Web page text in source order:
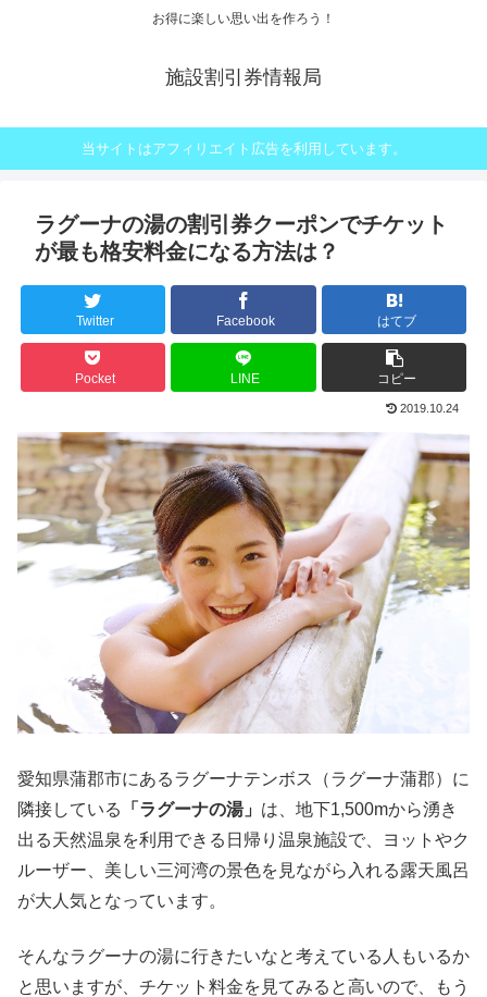
お得に楽しい思い出を作ろう！
施設割引券情報局
当サイトはアフィリエイト広告を利用しています。
ラグーナの湯の割引券クーポンでチケット
が最も格安料金になる方法は？
Twitter Facebook はてブ
Pocket LINE コピー
2019.10.24
愛知県蒲郡市にあるラグーナテンボス（ラグーナ蒲郡）に
隣接している
「ラグーナの湯」 は、地下1,500mから湧き
出る天然温泉を利用できる日帰り温泉施設で、ヨットやク
ルーザー、美しい三河湾の景色を見ながら入れる露天風呂
が大人気となっています。
そんなラグーナの湯に行きたいなと考えている人もいるか
と思いますが、チケット料金を見てみると高いので、もう